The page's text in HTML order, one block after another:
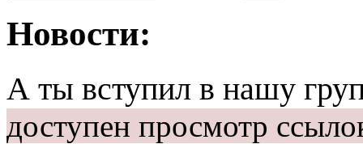
Новости:
А ты вступил в нашу
доступен просмотр